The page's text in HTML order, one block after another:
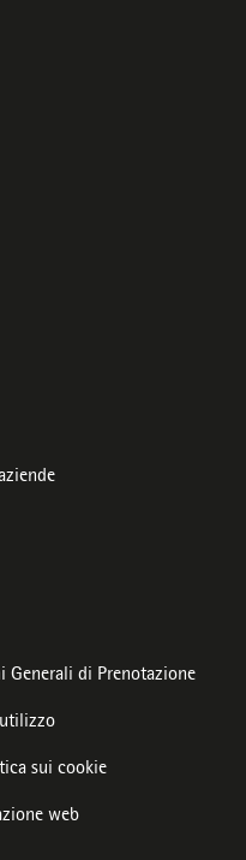
Generali di Prenotazione
sui cookie
web